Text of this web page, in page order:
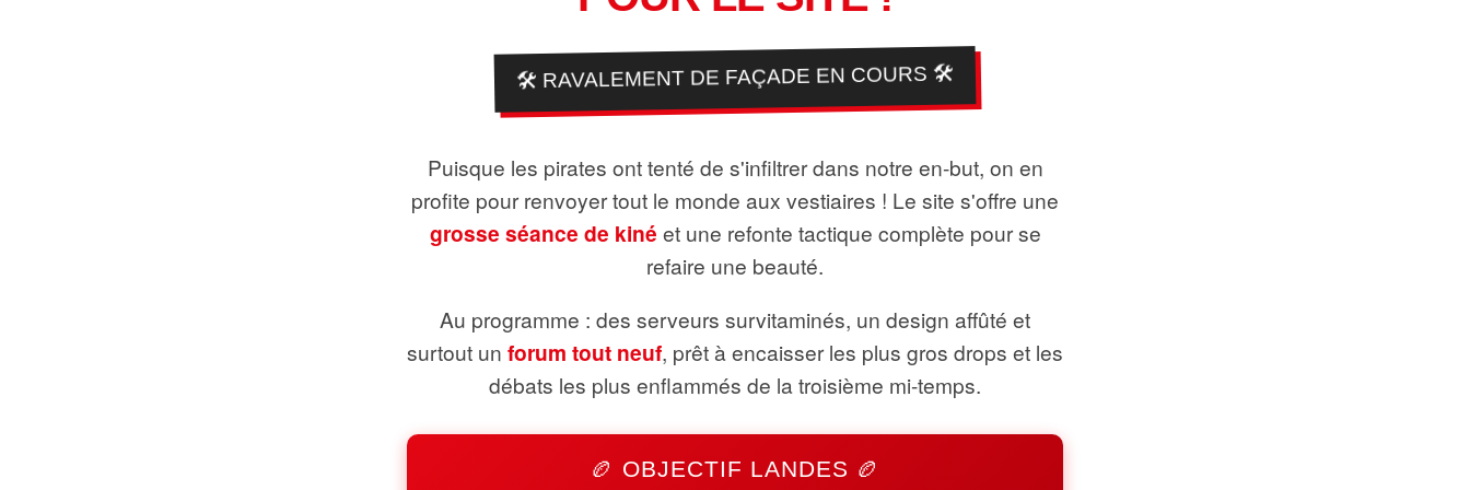
🛠️ RAVALEMENT DE FAÇADE EN COURS 🛠️
Puisque les pirates ont tenté de s'infiltrer dans notre en-but, on en
profite pour renvoyer tout le monde aux vestiaires ! Le site s'offre une
grosse séance de kiné et une refonte tactique complète pour se
refaire une beauté.
Au programme : des serveurs survitaminés, un design affûté et
surtout un forum tout neuf, prêt à encaisser les plus gros drops et les
débats les plus enflammés de la troisième mi-temps.
🏉 OBJECTIF LANDES 🏉